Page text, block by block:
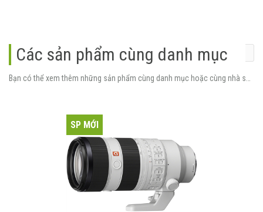
Các sản phẩm cùng danh mục
SP MỚI